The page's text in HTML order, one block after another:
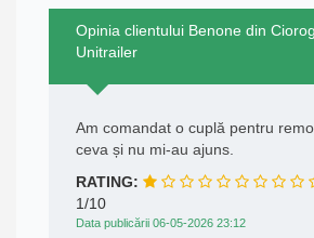
Opinia clientului Benone din
Unitrailer
Am comandat o cuplă pentru
ceva și nu mi-au ajuns.
RATING:
1/10
Data publicării 06-05-2026 23:12